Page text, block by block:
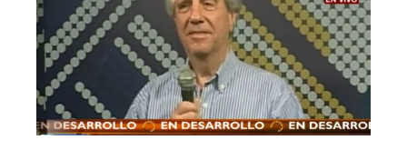
k
s
A
p
p
e
b
o
o
k
k
y
g
ra
m